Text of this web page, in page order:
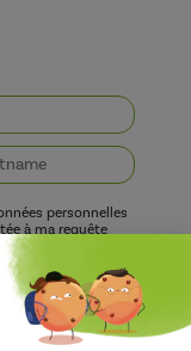
personnelles
à ma requête
de Vivagro.
data collected in order
accordance with